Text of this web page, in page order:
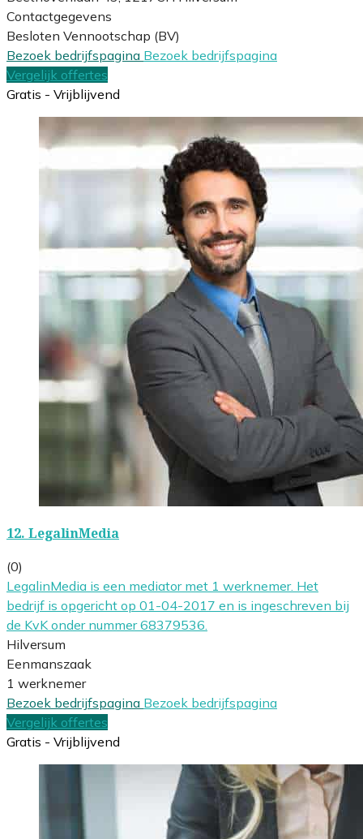
Contactgegevens
Besloten Vennootschap (BV)
Bezoek bedrijfspagina Bezoek bedrijfspagina
Vergelijk offertes
Gratis - Vrijblijvend
12. LegalinMedia
(0)
LegalinMedia is een mediator met 1 werknemer. Het
bedrijf is opgericht op 01-04-2017 en is ingeschreven bij
de KvK onder nummer 68379536.
Hilversum
Eenmanszaak
1 werknemer
Bezoek bedrijfspagina Bezoek bedrijfspagina
Vergelijk offertes
Gratis - Vrijblijvend